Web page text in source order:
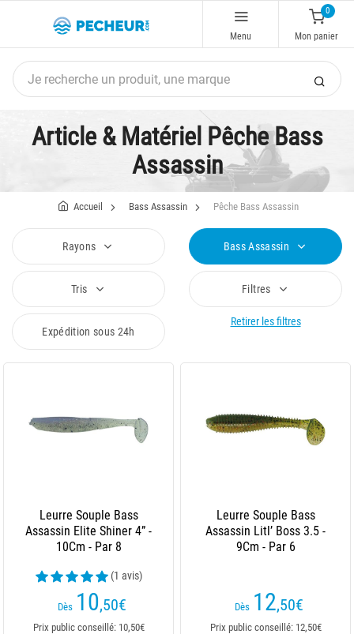
Menu
0
Mon panier
Article & Matériel Pêche Bass
Assassin
Accueil Bass Assassin Pêche Bass Assassin
Rayons Bass Assassin
Tris Filtres
Expédition sous 24h
Retirer les filtres
Leurre Souple Bass
Assassin Elite Shiner 4” -
10Cm - Par 8
(1 avis)
Dès 10,50€
Prix public conseillé: 10,50€
Leurre Souple Bass
Assassin Litl’ Boss 3.5 -
9Cm - Par 6
Dès 12,50€
Prix public conseillé: 12,50€